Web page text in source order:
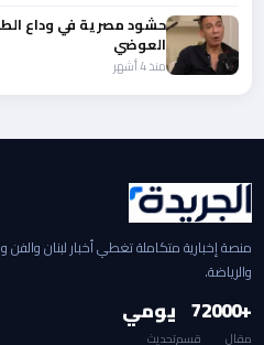
حشود مصرية في وداع
العوضي
منذ 4 أشهر
منصة إخبارية متكاملة تغطي أخبار لبنان والفن
والرياضة.
+2000
مقال
7
قسم
يومي
تحديث